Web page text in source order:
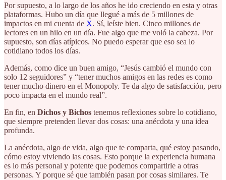
Por supuesto, a lo largo de los años he ido creciendo en esta y otras
plataformas. Hubo un día que llegué a más de 5 millones de
impactos en mi cuenta de X. Sí, leíste bien. Cinco millones de
lectores en un hilo en un día. Fue algo que me voló la cabeza. Por
supuesto, son días atípicos. No puedo esperar que eso sea lo
cotidiano todos los días.
Además, como dice un buen amigo, “Jesús cambió el mundo con
solo 12 seguidores” y “tener muchos amigos en las redes es como
tener mucho dinero en el Monopoly. Te da algo de satisfacción, pero
poco impacta en el mundo real”.
En fin, en Dichos y Bichos tenemos reflexiones sobre lo cotidiano,
que siempre pretenden llevar dos cosas: una anécdota y una idea
profunda.
La anécdota, algo de vida, algo que te comparta, qué estoy pasando,
cómo estoy viviendo las cosas. Esto porque la experiencia humana
es lo más personal y potente que podemos compartirle a otras
personas. Y porque sé que también pasan por cosas similares. Te